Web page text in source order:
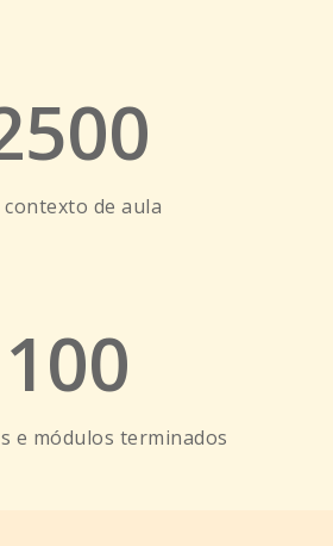
contexto de aula
100
e módulos terminados